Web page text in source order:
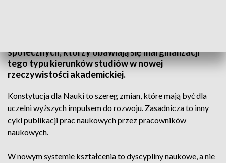
społecznych, którzy obawiają się marginalizacji
tego typu kierunków studiów w nowej
rzeczywistości akademickiej.
Konstytucja dla Nauki to szereg zmian, które mają być dla
uczelni wyższych impulsem do rozwoju. Zasadnicza to inny
cykl publikacji prac naukowych przez pracowników
naukowych.
W nowym systemie kształcenia to dyscypliny naukowe, a nie